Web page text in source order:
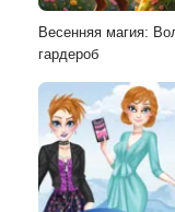
Весенняя магия:
гардероб